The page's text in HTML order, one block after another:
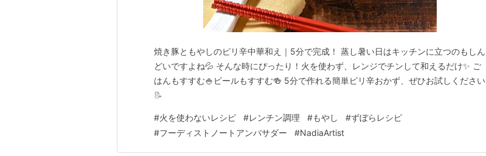
焼き豚ともやしのピリ辛中華和え｜5分で完成！ 蒸し暑い日はキッチンに立つのもしん
どいですよね💦 そんな時にぴったり！火を使わず、レンジでチンして和えるだけ✨ ご
はんもすすむ🍚ビールもすすむ🍻 5分で作れる簡単ピリ辛おかず、ぜひお試しください
📝
#火を使わないレシピ #レンチン調理 #もやし #ずぼらレシピ
#フーディストノートアンバサダー #NadiaArtist